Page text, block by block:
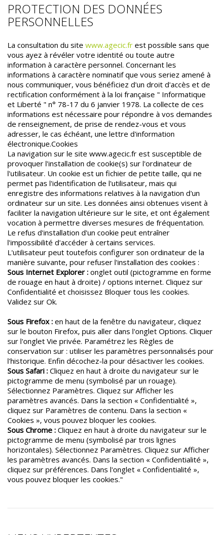
PROTECTION DES DONNÉES
PERSONNELLES
La consultation du site www.agecic.fr est possible sans que
vous ayez à révéler votre identité ou toute autre
information à caractère personnel. Concernant les
informations à caractère nominatif que vous seriez amené à
nous communiquer, vous bénéficiez d'un droit d'accès et de
rectification conformément à la loi française " Informatique
et Liberté " n° 78-17 du 6 janvier 1978. La collecte de ces
informations est nécessaire pour répondre à vos demandes
de renseignement, de prise de rendez-vous et vous
adresser, le cas échéant, une lettre d'information
électronique.Cookies
La navigation sur le site www.agecic.fr est susceptible de
provoquer l'installation de cookie(s) sur l'ordinateur de
l'utilisateur. Un cookie est un fichier de petite taille, qui ne
permet pas l'identification de l'utilisateur, mais qui
enregistre des informations relatives à la navigation d'un
ordinateur sur un site. Les données ainsi obtenues visent à
faciliter la navigation ultérieure sur le site, et ont également
vocation à permettre diverses mesures de fréquentation.
Le refus d'installation d'un cookie peut entraîner
l'impossibilité d'accéder à certains services.
L'utilisateur peut toutefois configurer son ordinateur de la
manière suivante, pour refuser l'installation des cookies :
Sous Internet Explorer : onglet outil (pictogramme en forme
de rouage en haut à droite) / options internet. Cliquez sur
Confidentialité et choisissez Bloquer tous les cookies.
Validez sur Ok.
Sous Firefox : en haut de la fenêtre du navigateur, cliquez
sur le bouton Firefox, puis aller dans l'onglet Options. Cliquer
sur l'onglet Vie privée. Paramétrez les Règles de
conservation sur : utiliser les paramètres personnalisés pour
l'historique. Enfin décochez-la pour désactiver les cookies.
Sous Safari : Cliquez en haut à droite du navigateur sur le
pictogramme de menu (symbolisé par un rouage).
Sélectionnez Paramètres. Cliquez sur Afficher les
paramètres avancés. Dans la section « Confidentialité »,
cliquez sur Paramètres de contenu. Dans la section «
Cookies », vous pouvez bloquer les cookies.
Sous Chrome : Cliquez en haut à droite du navigateur sur le
pictogramme de menu (symbolisé par trois lignes
horizontales). Sélectionnez Paramètres. Cliquez sur Afficher
les paramètres avancés. Dans la section « Confidentialité »,
cliquez sur préférences. Dans l'onglet « Confidentialité »,
vous pouvez bloquer les cookies."